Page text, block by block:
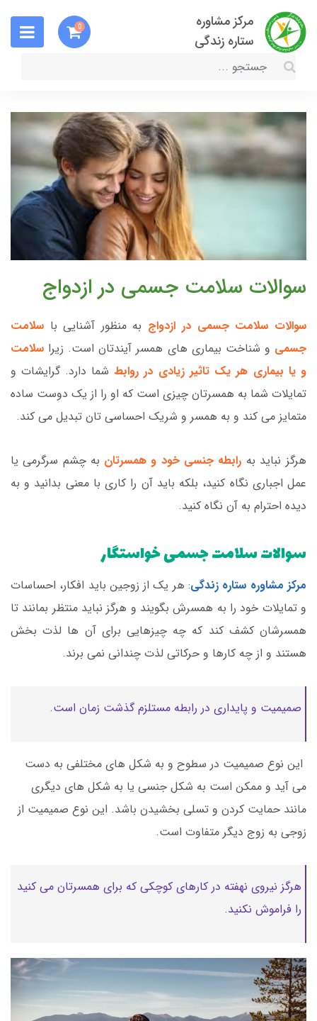
مرکز مشاوره
ستاره زندگی
0
سوالات سلامت جسمی در ازدواج
سوالات سلامت جسمی در ازدواج به منظور آشنایی با سلامت
جسمی و شناخت بیماری های همسر آیندتان است. زیرا سلامت
و یا بیماری هر یک تاثیر زیادی در روابط شما دارد. گرایشات و
تمایلات شما به همسرتان چیزی است که او را از یک دوست ساده
متمایز می کند و به همسر و شریک احساسی تان تبدیل می کند.
هرگز نباید به رابطه جنسی خود و همسرتان به چشم سرگرمی یا
عمل اجباری نگاه کنید، بلکه باید آن را کاری با معنی بدانید و به
دیده احترام به آن نگاه کنید.
سوالات سلامت جسمی خواستگار
مرکز مشاوره ستاره زندگی: هر یک از زوجین باید افکار، احساسات
و تمایلات خود را به همسرش بگویند و هرگز نباید منتظر بمانند تا
همسرشان کشف کند که چه چیزهایی برای آن ها لذت بخش
هستند و از چه کارها و حرکاتی لذت چندانی نمی برند.
صمیمیت و پایداری در رابطه مستلزم گذشت زمان است.
این نوع صمیمیت در سطوح و به شکل های مختلفی به دست
می آید و ممکن است به شکل جنسی یا به شکل های دیگری
مانند حمایت کردن و تسلی بخشیدن باشد. این نوع صمیمیت از
زوجی به زوج دیگر متفاوت است.
هرگز نیروی نهفته در کارهای کوچکی که برای همسرتان می کنید
را فراموش نکنید.